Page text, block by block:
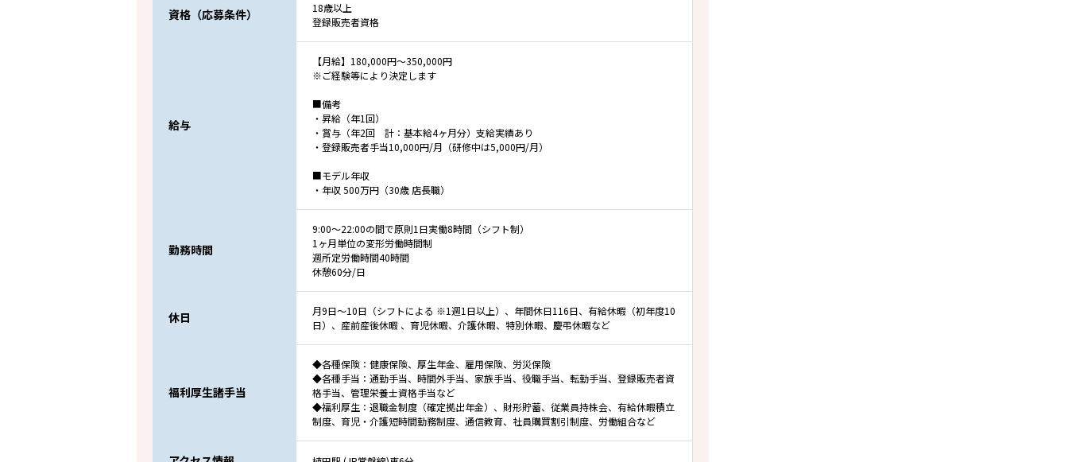
資格（応募条件）
18歳以上
登録販売者資格
給与
【月給】180,000円～350,000円
※ご経験等により決定します
■備考
・昇給（年1回）
・賞与（年2回 計：基本給4ヶ月分）支給実績あり
・登録販売者手当10,000円/月（研修中は5,000円/月）
■モデル年収
・年収 500万円（30歳 店長職）
勤務時間
9:00～22:00の間で原則1日実働8時間（シフト制）
1ヶ月単位の変形労働時間制
週所定労働時間40時間
休憩60分/日
休日
月9日～10日（シフトによる ※1週1日以上）、年間休日116日、有給休暇（初年度10
日）、産前産後休暇 、育児休暇、介護休暇、特別休暇、慶弔休暇など
福利厚生諸手当
◆各種保険：健康保険、厚生年金、雇用保険、労災保険
◆各種手当：通勤手当、時間外手当、家族手当、役職手当、転勤手当、登録販売者資
格手当、管理栄養士資格手当など
◆福利厚生：退職金制度（確定拠出年金）、財形貯蓄、従業員持株会、有給休暇積立
制度、育児・介護短時間勤務制度、通信教育、社員購買割引制度、労働組合など